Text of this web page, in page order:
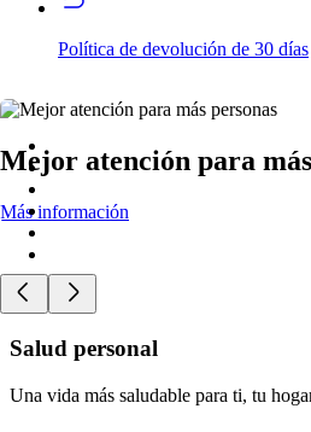
Política de devolución de 30 días
Mejor atención para
Más información
Salud personal
Una vida más saludable para ti, tu